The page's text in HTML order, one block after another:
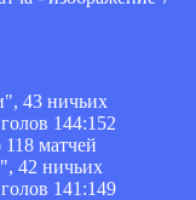
43 ничьих
144:152
матчей
42 ничьих
141:149